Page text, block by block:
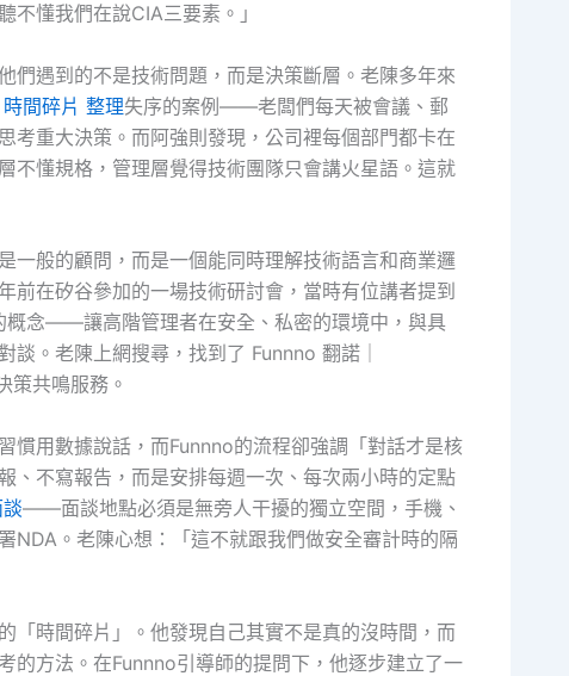
不懂我們在說CIA三要素。」
們遇到的不是技術問題，而是決策斷層。老陳多年來
間碎片 整理失序的案例——老闆們每天被會議、郵
考重大決策。而阿強則發現，公司裡每個部門都卡在
不懂規格，管理層覺得技術團隊只會講火星語。這就
一般的顧問，而是一個能同時理解技術語言和商業邏
前在矽谷參加的一場技術研討會，當時有位講者提到
概念——讓高階管理者在安全、私密的環境中，與具
談。老陳上網搜尋，找到了 Funnno 翻諾｜
共鳴服務。
慣用數據說話，而Funnno的流程卻強調「對話才是核
、不寫報告，而是安排每週一次、每次兩小時的定點
——面談地點必須是無旁人干擾的獨立空間，手機、
NDA。老陳心想：「這不就跟我們做安全審計時的隔
「時間碎片」。他發現自己其實不是真的沒時間，而
的方法。在Funnno引導師的提問下，他逐步建立了一